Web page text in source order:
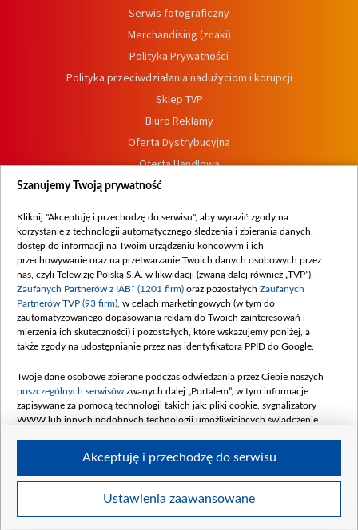
Serwis fotograficzny
Merchandising (znaki)
Polityka Prywatności
Polityka przeciwdziałania nadużyciom i korupcji
Sklep TVP
Biuro Reklamy
Oferta Dystrybucyjna
Oferta Handlowa
Dostępność
Procedura zgłoszeń wewnętrznych
© 2026 Telewizja Polska S. A. w likwidacji
Szanujemy Twoją prywatność
Kliknij "Akceptuję i przechodzę do serwisu", aby wyrazić zgody na
korzystanie z technologii automatycznego śledzenia i zbierania danych,
dostęp do informacji na Twoim urządzeniu końcowym i ich
przechowywanie oraz na przetwarzanie Twoich danych osobowych przez
nas, czyli Telewizję Polską S.A. w likwidacji (zwaną dalej również „TVP”),
Zaufanych Partnerów z IAB* (1201 firm) oraz pozostałych Zaufanych
Partnerów TVP (93 firm) , w celach marketingowych (w tym do
zautomatyzowanego dopasowania reklam do Twoich zainteresowań i
mierzenia ich skuteczności) i pozostałych, które wskazujemy poniżej, a
także zgody na udostępnianie przez nas identyfikatora PPID do Google.
Twoje dane osobowe zbierane podczas odwiedzania przez Ciebie naszych
poszczególnych serwisów zwanych dalej „Portalem”, w tym informacje
zapisywane za pomocą technologii takich jak: pliki cookie, sygnalizatory
WWW lub innych podobnych technologii umożliwiających świadczenie
Twoje dane osobowe zbierane podczas odwiedzania przez Ciebie
Ustawienia zaawansowane
Akceptuję i przechodzę do serwisu